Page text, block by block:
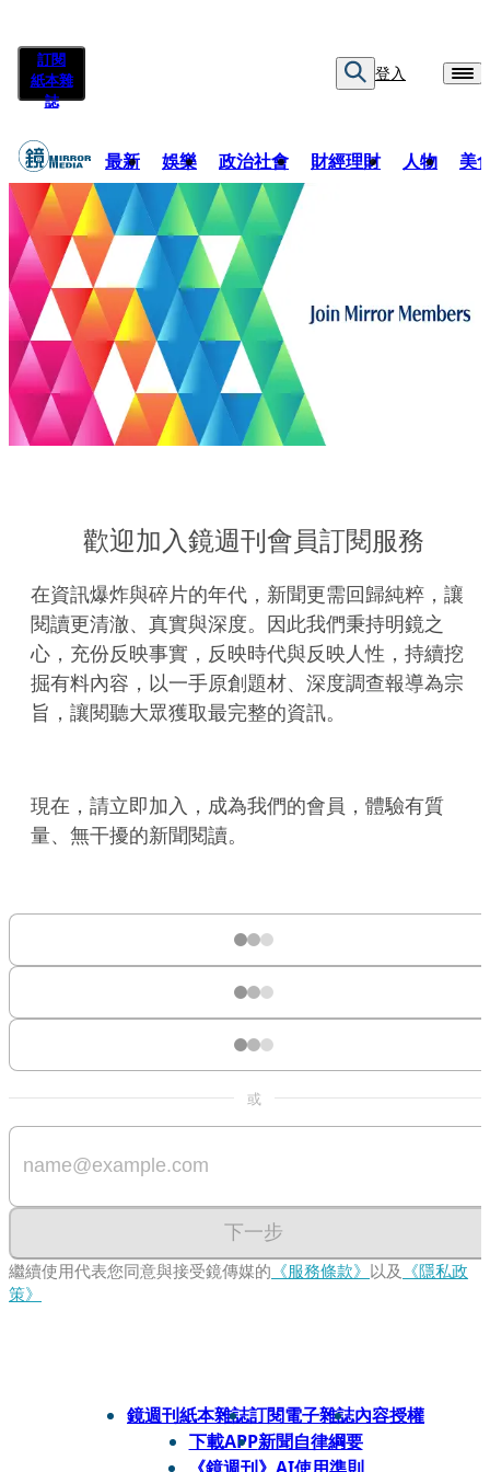
訂閱
紙本雜
誌
登入
最新 娛樂 政治社會 財經理財 人物 美
歡迎加入鏡週刊會員訂閱服務
在資訊爆炸與碎片的年代，新聞更需回歸純粹，讓
閱讀更清澈、真實與深度。因此我們秉持明鏡之
心，充份反映事實，反映時代與反映人性，持續挖
掘有料內容，以一手原創題材、深度調查報導為宗
旨，讓閱聽大眾獲取最完整的資訊。
現在，請立即加入，成為我們的會員，體驗有質
量、無干擾的新聞閱讀。
或
下一步
繼續使用代表您同意與接受鏡傳媒的 《服務條款》 以及 《隱私政
策》
鏡週刊紙本雜誌訂閱電子雜誌內容授權
下載APP新聞自律綱要